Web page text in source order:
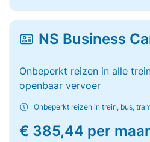
NS Business
Onbeperkt reizen in alle
openbaar vervoer
Onbeperkt reizen in trein, bus,
€ 385,44 per